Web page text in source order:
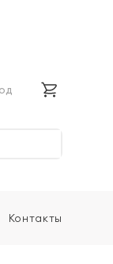
Контакты